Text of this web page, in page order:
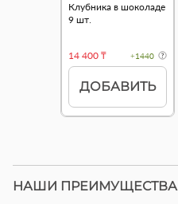
Клубника в шоколаде
9 шт.
14 400 ₸ +1440
ДОБАВИТЬ
НАШИ ПРЕИМУЩЕСТВА